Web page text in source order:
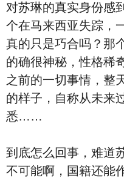
对苏琳的真实身份感
个在马来西亚失踪，
真的只是巧合吗？那
的确很神秘，性格稀
之前的一切事情，整
的样子，自称从未来
悉……
到底怎么回事，难道
不可能啊，国籍还能